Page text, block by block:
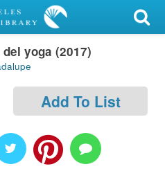
yoga (2017)
Add To List